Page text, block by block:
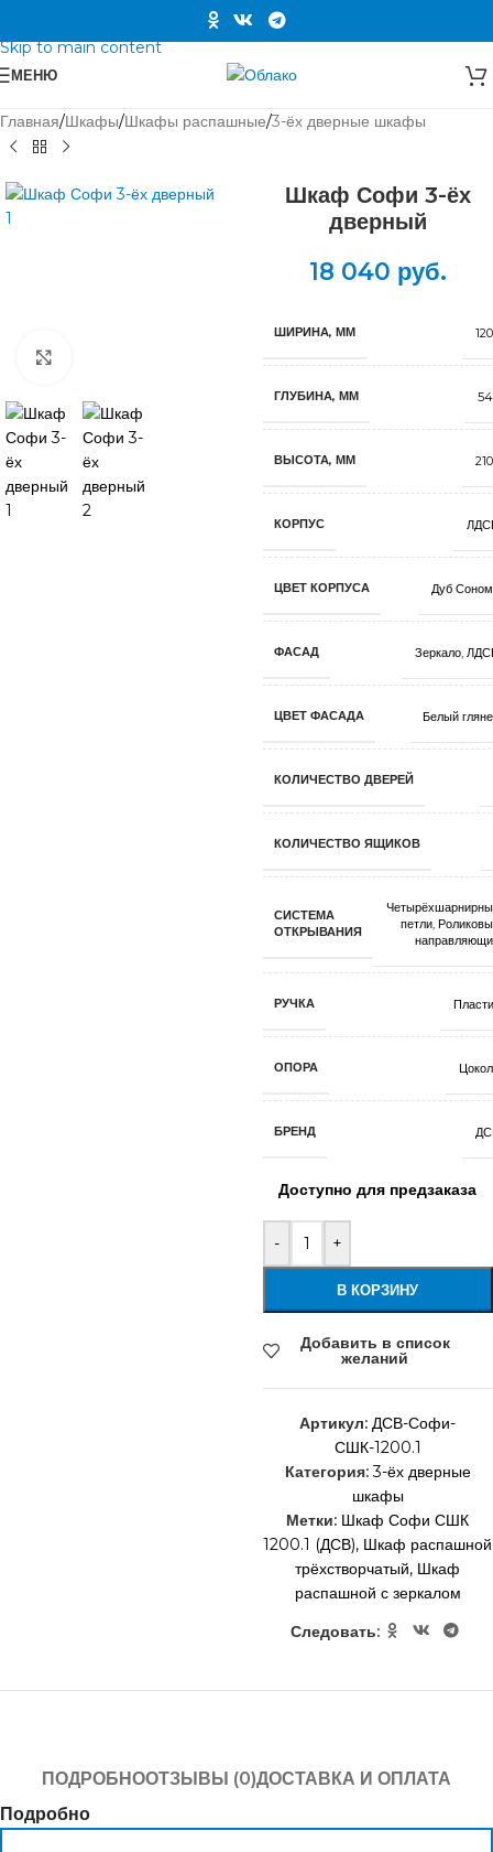
Skip to main content
МЕНЮ
Главная/Шкафы/Шкафы распашные/3-ёх дверные шкафы
Шкаф Софи 3-ёх
дверный
18 040 руб.
ШИРИНА, ММ
ГЛУБИНА, ММ
ВЫСОТА, ММ
КОРПУС
ЦВЕТ КОРПУСА Дуб
ФАСАД Зеркало,
ЦВЕТ ФАСАДА Белый
КОЛИЧЕСТВО ДВЕРЕЙ
КОЛИЧЕСТВО ЯЩИКОВ
СИСТЕМА
ОТКРЫВАНИЯ
петли,
РУЧКА
ОПОРА
БРЕНД
Доступно для предзаказа
- +
В КОРЗИНУ
Добавить в список
желаний
Артикул:ДСВ-Софи-
СШК-1200.1
Категория: 3-ёх дверные
шкафы
Метки: Шкаф Софи СШК
1200.1 (ДСВ), Шкаф распашной
трёхстворчатый, Шкаф
распашной с зеркалом
Следовать:
ПОДРОБНООТЗЫВЫ (0)ДОСТАВКА И ОПЛАТА
Подробно